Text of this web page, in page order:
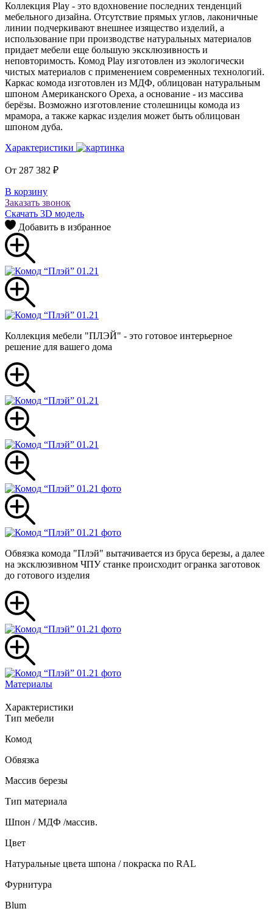
Коллекция Play - это вдохновение последних тенденций
мебельного дизайна. Отсутствие прямых углов, лаконичные
линии подчеркивают внешнее изящество изделий, а
использование при производстве натуральных материалов
придает мебели еще большую эксклюзивность и
неповторимость. Комод Play изготовлен из экологически
чистых материалов с применением современных технологий.
Каркас комода изготовлен из МДФ, облицован натуральным
шпоном Американского Ореха, а основание - из массива
берёзы. Возможно изготовление столешницы комода из
мрамора, а также каркас изделия может быть облицован
шпоном дуба.
Характеристики
От 287 382 ₽
В корзину
Заказать звонок
Скачать 3D модель
Добавить в избранное
Коллекция мебели "ПЛЭЙ" - это готовое интерьерное
решение для вашего дома
Обвязка комода "Плэй" вытачивается из бруса березы, а далее
на эксклюзивном ЧПУ станке происходит огранка заготовок
до готового изделия
Материалы
Характеристики
Тип мебели
Комод
Обвязка
Массив березы
Тип материала
Шпон / МДФ /массив.
Цвет
Натуральные цвета шпона / покраска по RAL
Фурнитура
Blum